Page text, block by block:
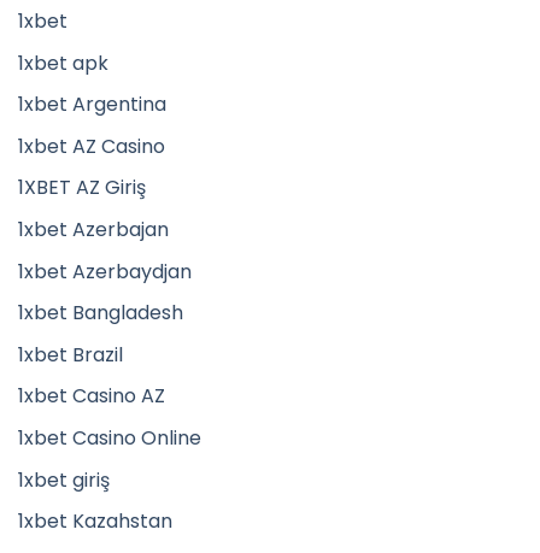
1xbet
1xbet apk
1xbet Argentina
1xbet AZ Casino
1XBET AZ Giriş
1xbet Azerbajan
1xbet Azerbaydjan
1xbet Bangladesh
1xbet Brazil
1xbet Casino AZ
1xbet Casino Online
1xbet giriş
1xbet Kazahstan